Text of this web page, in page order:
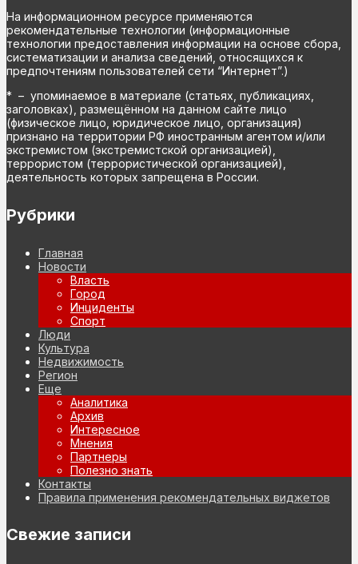
На информационном ресурсе применяются
рекомендательные технологии (информационные
технологии предоставления информации на основе сбора,
систематизации и анализа сведений, относящихся к
предпочтениям пользователей сети “Интернет”.)
* – упоминаемое в материале (статьях, публикациях,
заголовках), размещённом на данном сайте лицо
(физическое лицо, юридическое лицо, организация)
признано на территории РФ иностранным агентом и/или
экстремистом (экстремистской организацией),
террористом (террористической организацией),
деятельность которых запрещена в России.
Рубрики
Главная
Новости
Власть
Город
Инциденты
Спорт
Люди
Культура
Недвижимость
Регион
Еще
Аналитика
Архив
Интересное
Мнения
Партнеры
Полезно знать
Контакты
Правила применения рекомендательных виджетов
Свежие записи